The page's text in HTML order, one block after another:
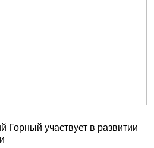
Горный участвует в развитии